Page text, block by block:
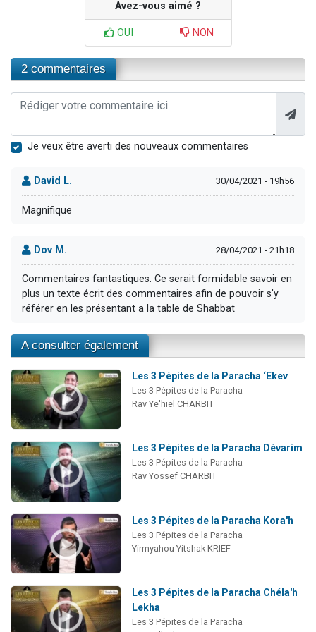
Avez-vous aimé ?
OUI NON
2 commentaires
Je veux être averti des nouveaux commentaires
David L. 30/04/2021 - 19h56
Magnifique
Dov M. 28/04/2021 - 21h18
Commentaires fantastiques. Ce serait formidable savoir en
plus un texte écrit des commentaires afin de pouvoir s'y
référer en les présentant a la table de Shabbat
A consulter également
Les 3 Pépites de la Paracha ‘Ekev
Les 3 Pépites de la Paracha
Rav Ye'hiel CHARBIT
Les 3 Pépites de la Paracha Dévarim
Les 3 Pépites de la Paracha
Rav Yossef CHARBIT
Les 3 Pépites de la Paracha Kora'h
Les 3 Pépites de la Paracha
Yirmyahou Yitshak KRIEF
Les 3 Pépites de la Paracha Chéla'h
Lekha
Les 3 Pépites de la Paracha